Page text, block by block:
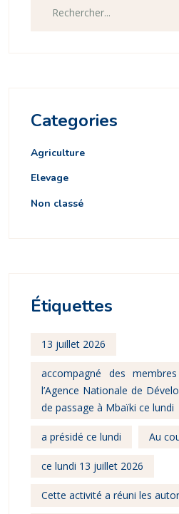
Categories
Agriculture
Elevage
Non classé
Étiquettes
13 juillet 2026
accompagné des
l’Agence Nationale de
de passage à Mbaïki ce lundi
a présidé ce lundi Au
ce lundi 13 juillet 2026
Cette activité a réuni les